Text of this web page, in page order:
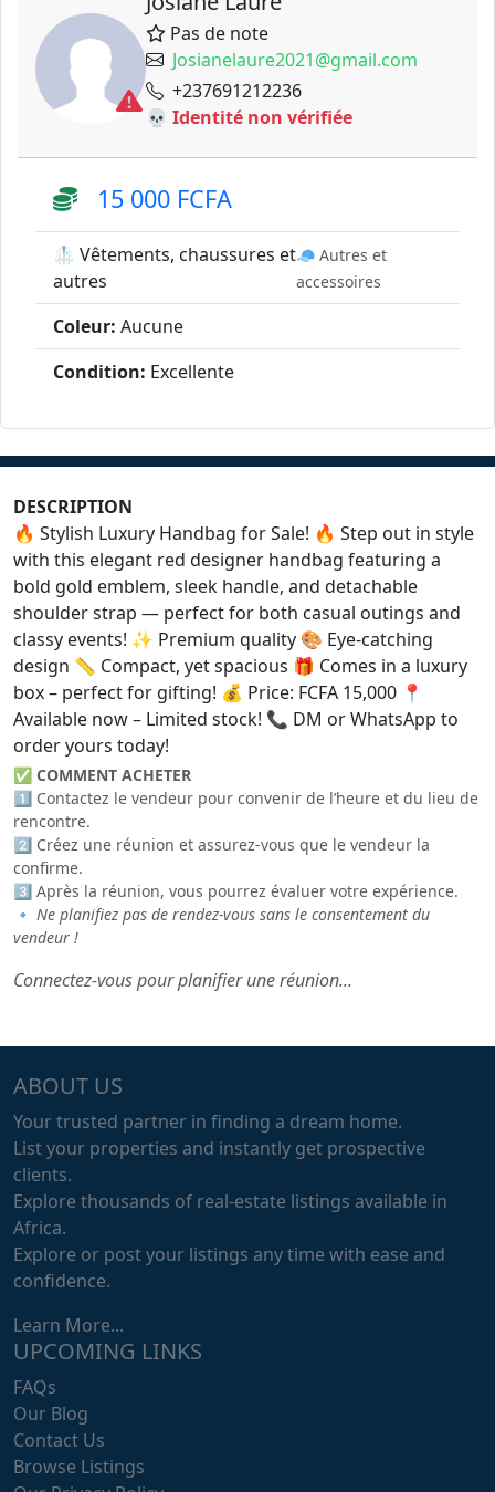
Pas de note
Josianelaure2021@gmail.com
+237691212236
💀 Identité non vérifiée
15 000 FCFA
🥼 Vêtements, chaussures et
autres
🧢 Autres et
accessoires
Coleur: Aucune
Condition: Excellente
DESCRIPTION
🔥 Stylish Luxury Handbag for Sale! 🔥 Step out in style
with this elegant red designer handbag featuring a
bold gold emblem, sleek handle, and detachable
shoulder strap — perfect for both casual outings and
classy events! ✨ Premium quality 🎨 Eye-catching
design 📏 Compact, yet spacious 🎁 Comes in a luxury
box – perfect for gifting! 💰 Price: FCFA 15,000 📍
Available now – Limited stock! 📞 DM or WhatsApp to
order yours today!
✅ COMMENT ACHETER
1️⃣ Contactez le vendeur pour convenir de l’heure et du lieu de
rencontre.
2️⃣ Créez une réunion et assurez-vous que le vendeur la
confirme.
3️⃣ Après la réunion, vous pourrez évaluer votre expérience.
🔹 Ne planifiez pas de rendez-vous sans le consentement du
vendeur !
Connectez-vous pour planifier une réunion...
ABOUT US
Your trusted partner in finding a dream home.
List your properties and instantly get prospective
clients.
Explore thousands of real-estate listings available in
Africa.
Explore or post your listings any time with ease and
confidence.
Learn More...
UPCOMING LINKS
FAQs
Our Blog
Contact Us
Browse Listings